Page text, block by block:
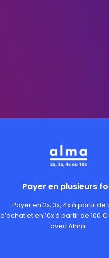
Payer en plusieurs
Payer en 2x, 3x, 4x à partir de
d’achat et en 10x à partir de 100
avec Alma.